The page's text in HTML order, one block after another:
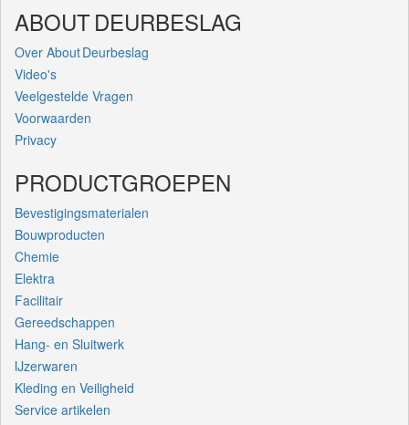
ABOUT DEURBESLAG
Over About Deurbeslag
Video's
Veelgestelde Vragen
Voorwaarden
Privacy
PRODUCTGROEPEN
Bevestigingsmaterialen
Bouwproducten
Chemie
Elektra
Facilitair
Gereedschappen
Hang- en Sluitwerk
IJzerwaren
Kleding en Veiligheid
Service artikelen